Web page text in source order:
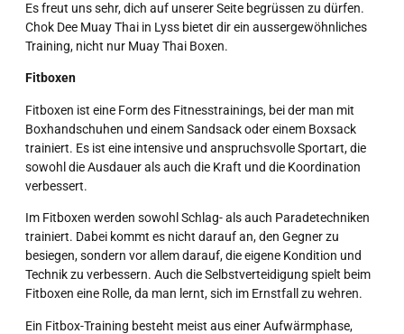
Es freut uns sehr, dich auf unserer Seite begrüssen zu dürfen.
Chok Dee Muay Thai in Lyss bietet dir ein aussergewöhnliches
Training, nicht nur Muay Thai Boxen.
Fitboxen
Fitboxen ist eine Form des Fitnesstrainings, bei der man mit
Boxhandschuhen und einem Sandsack oder einem Boxsack
trainiert. Es ist eine intensive und anspruchsvolle Sportart, die
sowohl die Ausdauer als auch die Kraft und die Koordination
verbessert.
Im Fitboxen werden sowohl Schlag- als auch Paradetechniken
trainiert. Dabei kommt es nicht darauf an, den Gegner zu
besiegen, sondern vor allem darauf, die eigene Kondition und
Technik zu verbessern. Auch die Selbstverteidigung spielt beim
Fitboxen eine Rolle, da man lernt, sich im Ernstfall zu wehren.
Ein Fitbox-Training besteht meist aus einer Aufwärmphase,